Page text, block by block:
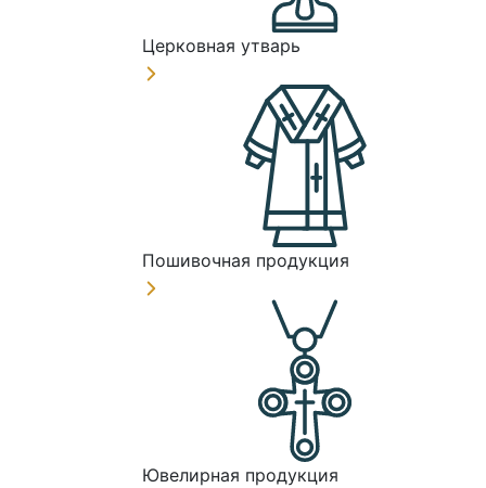
Церковная утварь
Пошивочная продукция
Ювелирная продукция